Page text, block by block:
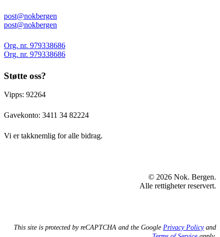
post@nokbergen
post@nokbergen
Org. nr. 979338686
Org. nr. 979338686
Støtte oss?
Vipps: 92264
Gavekonto: 3411 34 82224
Vi er takknemlig for alle bidrag.
© 2026 Nok. Bergen.
Alle rettigheter reservert.
This site is protected by reCAPTCHA and the Google Privacy Policyand